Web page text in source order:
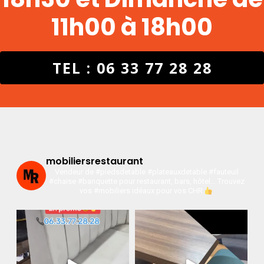
11h00 à 18h00
TEL : 06 33 77 28 28
mobiliersrestaurant